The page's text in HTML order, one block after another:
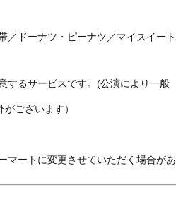
／ドーナツ・ピーナツ／マイスイート
するサービスです。(公演により一般
ございます）
マートに変更させていただく場合があ